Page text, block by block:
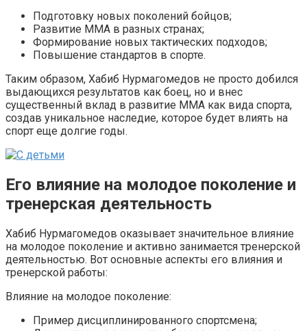
Подготовку новых поколений бойцов;
Развитие ММА в разных странах;
Формирование новых тактических подходов;
Повышение стандартов в спорте.
Таким образом, Хабиб Нурмагомедов не просто добился
выдающихся результатов как боец, но и внес
существенный вклад в развитие ММА как вида спорта,
создав уникальное наследие, которое будет влиять на
спорт еще долгие годы.
Его влияние на молодое поколение и
тренерская деятельность
Хабиб Нурмагомедов оказывает значительное влияние
на молодое поколение и активно занимается тренерской
деятельностью. Вот основные аспекты его влияния и
тренерской работы:
Влияние на молодое поколение:
Пример дисциплинированного спортсмена;